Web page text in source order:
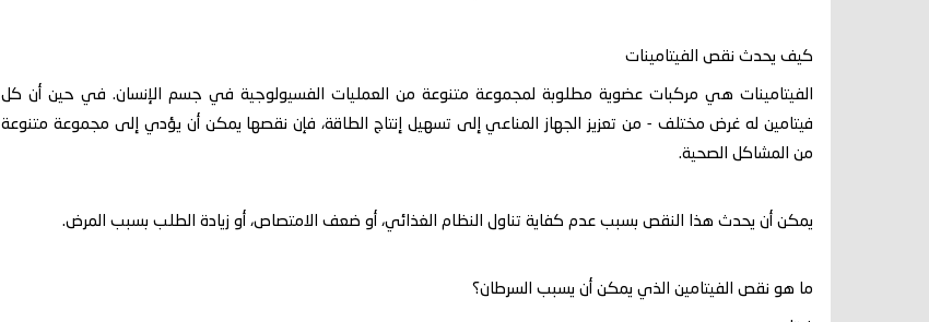
كيف يحدث نقص الفيتامينات
الفيتامينات هي مركبات عضوية مطلوبة لمجموعة متنوعة من العمليات الفسيولوجية في جسم الإنسان. في حين أن كل
فيتامين له غرض مختلف - من تعزيز الجهاز المناعي إلى تسهيل إنتاج الطاقة، فإن نقصها يمكن أن يؤدي إلى مجموعة متنوعة
من المشاكل الصحية.
يمكن أن يحدث هذا النقص بسبب عدم كفاية تناول النظام الغذائي، أو ضعف الامتصاص، أو زيادة الطلب بسبب المرض.
ما هو نقص الفيتامين الذي يمكن أن يسبب السرطان؟